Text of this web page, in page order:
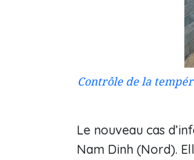
Contrôle de la
Le nouveau cas
Nam Dinh (Nord).